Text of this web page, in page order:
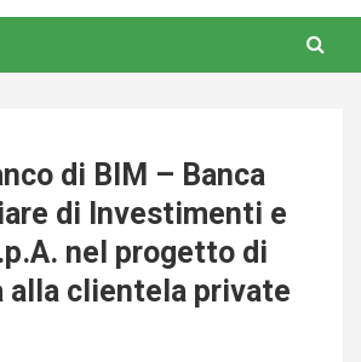
di BIM – Banca
di Investimenti e
nel progetto di
alla clientela private